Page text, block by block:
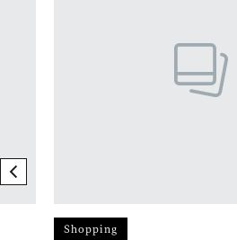
previous element
Shopping